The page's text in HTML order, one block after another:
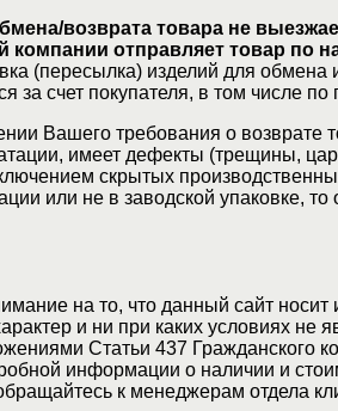
возврата товара не
компании отправляет товар по
(пересылка) изделий для обмена
за счет покупателя, в том числе
Вашего требования о возврате
имеет дефекты (трещины,
скрытых
или не в заводской упаковке,
на то, что данный сайт носит
и ни при каких условиях не
Статьи 437 Гражданского
информации о наличии и
к менеджерам отдела